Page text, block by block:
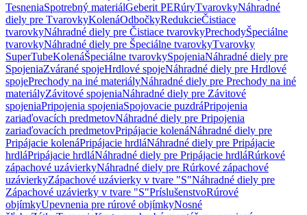
TesneniaSpotrebný materiálGeberit PERúryTvarovkyNáhradné
diely pre TvarovkyKolenáOdbočkyRedukcieČistiace
tvarovkyNáhradné diely pre Čistiace tvarovkyPrechodyŠpeciálne
tvarovkyNáhradné diely pre Špeciálne tvarovkyTvarovky
SuperTubeKolenáŠpeciálne tvarovkySpojeniaNáhradné diely pre
SpojeniaZvárané spojeHrdlové spojeNáhradné diely pre Hrdlové
spojePrechody na iné materiályNáhradné diely pre Prechody na iné
materiályZávitové spojeniaNáhradné diely pre Závitové
spojeniaPripojenia spojeniaSpojovacie puzdráPripojenia
zariaďovacích predmetovNáhradné diely pre Pripojenia
zariaďovacích predmetovPripájacie kolenáNáhradné diely pre
Pripájacie kolenáPripájacie hrdláNáhradné diely pre Pripájacie
hrdláPripájacie hrdláNáhradné diely pre Pripájacie hrdláRúrkové
zápachové uzávierkyNáhradné diely pre Rúrkové zápachové
uzávierkyZápachové uzávierky v tvare "S"Náhradné diely pre
Zápachové uzávierky v tvare "S"PríslušenstvoRúrové
objímkyUpevnenia pre rúrové objímkyNosné